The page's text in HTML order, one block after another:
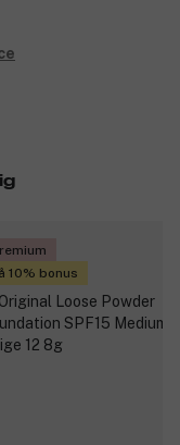
som
10% bonus